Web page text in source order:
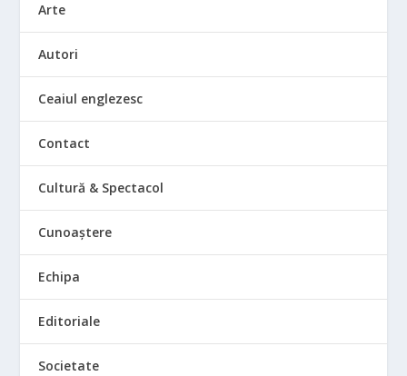
Arte
Autori
Ceaiul englezesc
Contact
Cultură & Spectacol
Cunoaștere
Echipa
Editoriale
Societate